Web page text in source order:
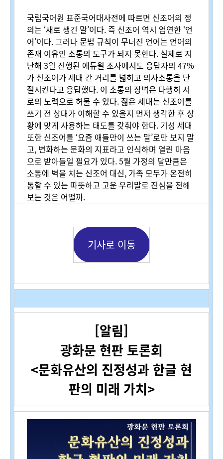
국립국어원 표준국어대사전에 따르면 신조어의 정
의는 ‘새로 생긴 말’이다.즉 신조어 역시 엄연한 ‘언
어’이다.그러나 문법 규칙이 무너진 언어는 언어의
존재 이유인 소통의 도구가 되지 못한다. 실제로 지
난해 3월 진행된 에듀윌 조사에서도 응답자의 47%
가 신조어가 세대 간 거리를 넓히고 의사소통을 단
절시킨다고 응답했다. 이 소통의 장벽은 다행히 서
로의 노력으로 허물 수 있다. 젊은 세대는 신조어를
쓰기 전 상대가 이해할 수 있을지 먼저 생각한 후 상
황에 맞게 사용하는 태도를 갖춰야 한다. 기성 세대
또한 신조어를 ‘요즘 애들만이 쓰는 말’로만 보지 말
고, 변화하는 문화의 지표라고 인식하며 열린 마음
으로 받아들일 필요가 있다. 5월 가정의 달만큼은
소통에 벽을 치는 신조어 대신, 가족 모두가 온전히
통할 수 있는 따뜻하고 고운 우리말로 진심을 전해
보는 것은 어떨까.
기사로 이동
[알림]
광화문 현판 토론회
<문화유산의 진정성과 한글 현
판의 미래 가치>